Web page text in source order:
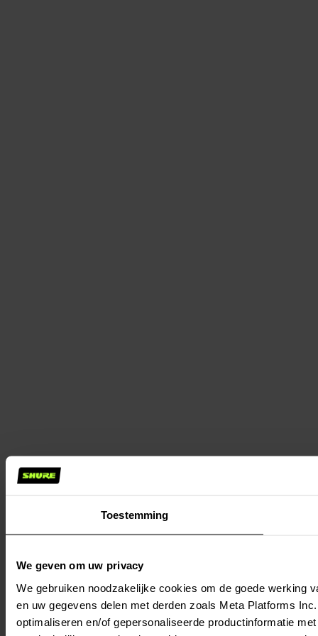
Toestemming
We geven om uw privacy
We gebruiken noodzakelijke cookies om de goede werking
en uw gegevens delen met derden zoals Meta Platforms
optimaliseren en/of gepersonaliseerde productinformatie